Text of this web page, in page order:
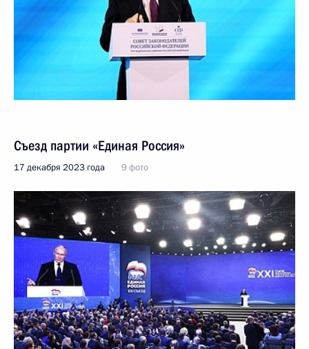
Съезд партии «Единая Россия»
17 декабря 2023 года 9 фото